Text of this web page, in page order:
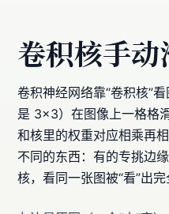
卷积核手动
卷积神经网络靠“卷积核”
是 3×3）在图像上一格格
和核里的权重对应相乘再
不同的东西：有的专挑边
核，看同一张图被“看”出完